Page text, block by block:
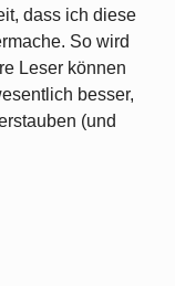
dass ich diese
So wird
Leser können
besser,
(und